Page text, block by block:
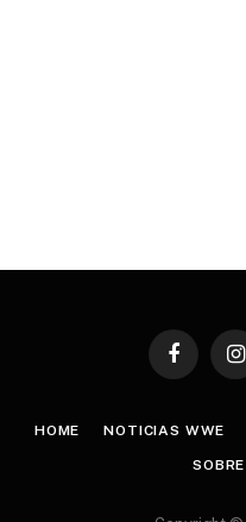
Facebook
HOME NOTICIAS WWE